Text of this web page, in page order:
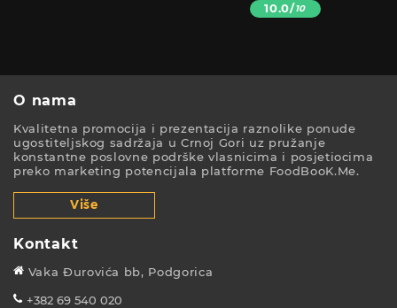
10.0/10
O nama
Kvalitetna promocija i prezentacija raznolike ponude
ugostiteljskog sadržaja u Crnoj Gori uz pružanje
konstantne poslovne podrške vlasnicima i posjetiocima
preko marketing potencijala platforme FoodBooK.Me.
Više
Kontakt
Vaka Đurovića bb, Podgorica
+382 69 540 020